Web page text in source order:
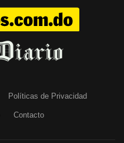
Políticas de Privacidad
Contacto